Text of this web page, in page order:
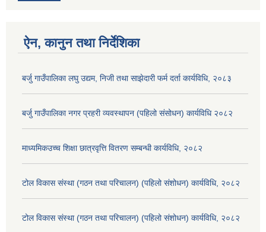
ऐन, कानुन तथा निर्देशिका
बर्जु गाउँपालिका लघु उद्यम, निजी तथा साझेदारी फर्म दर्ता कार्यविधि, २०८३
बर्जु गाउँपालिका नगर प्रहरी व्यवस्थापन (पहिलो संसोधन) कार्यविधि २०८२
माध्यमिकउच्च शिक्षा छात्रवृत्ति वितरण सम्बन्धी कार्यविधि, २०८२
टोल विकास संस्था (गठन तथा परिचालन) (पहिलो संशोधन) कार्यविधि, २०८२
टोल विकास संस्था (गठन तथा परिचालन) (पहिलो संशोधन) कार्यविधि, २०८२